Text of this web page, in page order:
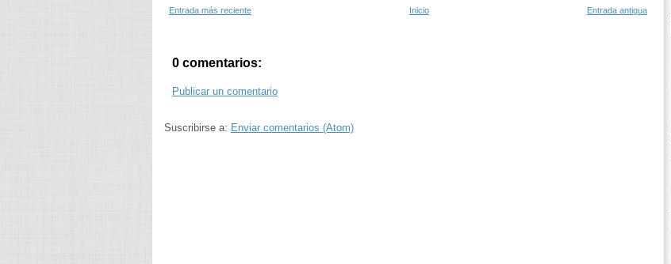
Entrada más reciente Entrada antigua
Inicio
0 comentarios:
Publicar un comentario
Suscribirse a: Enviar comentarios (Atom)